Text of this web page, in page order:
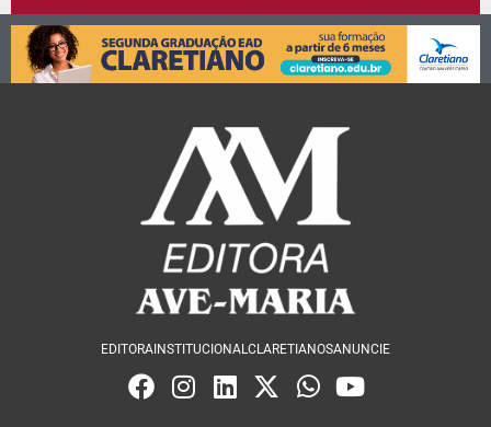
EDITORA INSTITUCIONALCLARETIANOSANUNCIE